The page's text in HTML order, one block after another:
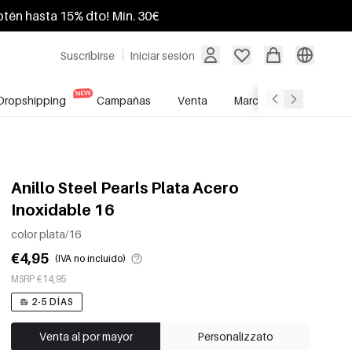
hasta 15% dto! Mín. 30€
Suscribirse Iniciar sesión
Campañas Venta Marcas
Anillo Steel Pearls Plata Acero
Inoxidable 16
color plata/16
€4,95 (IVA no incluido)
MSRP €14,95
2-5 DÍAS
Venta al por mayor Personalizzato